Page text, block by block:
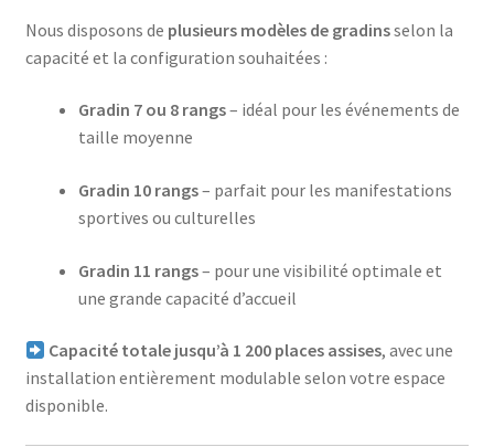
Nous disposons de plusieurs modèles de gradinsselon la
capacité et la configuration souhaitées :
Gradin 7 ou 8 rangs– idéal pour les événements de
taille moyenne
Gradin 10 rangs– parfait pour les manifestations
sportives ou culturelles
Gradin 11 rangs– pour une visibilité optimale et
une grande capacité d’accueil
Capacité totale jusqu’à 1 200 places assises, avec une
installation entièrement modulable selon votre espace
disponible.